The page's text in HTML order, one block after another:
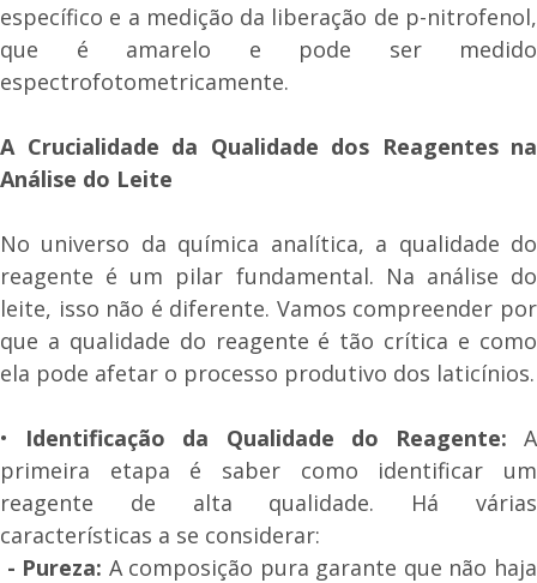
específico e a medição da liberação de p-nitrofenol,
que é amarelo e pode ser medido
espectrofotometricamente.
A Crucialidade da Qualidade dos Reagentes na
Análise do Leite
No universo da química analítica, a qualidade do
reagente é um pilar fundamental. Na análise do
leite, isso não é diferente. Vamos compreender por
que a qualidade do reagente é tão crítica e como
ela pode afetar o processo produtivo dos laticínios.
• Identificação da Qualidade do Reagente:A
primeira etapa é saber como identificar um
reagente de alta qualidade. Há várias
características a se considerar:
- Pureza: A composição pura garante que não haja